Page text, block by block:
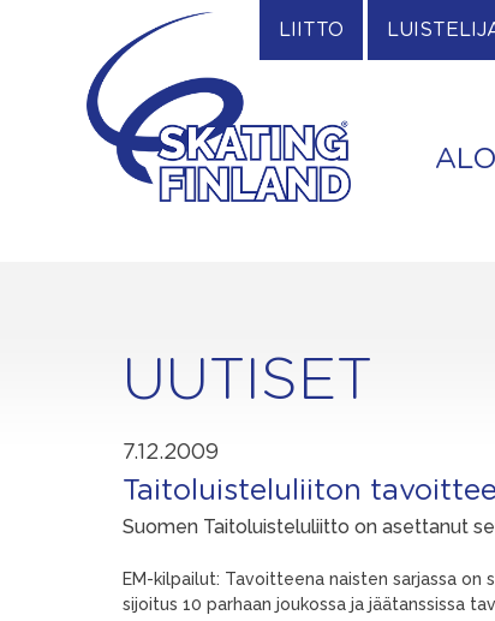
LIITTO
UUTISET
7.12.2009
Taitoluisteluliiton
Suomen Taitoluisteluliitto on asettanut
EM-kilpailut: Tavoitteena naisten sarjassa
sijoitus 10 parhaan joukossa ja jäätanssissa